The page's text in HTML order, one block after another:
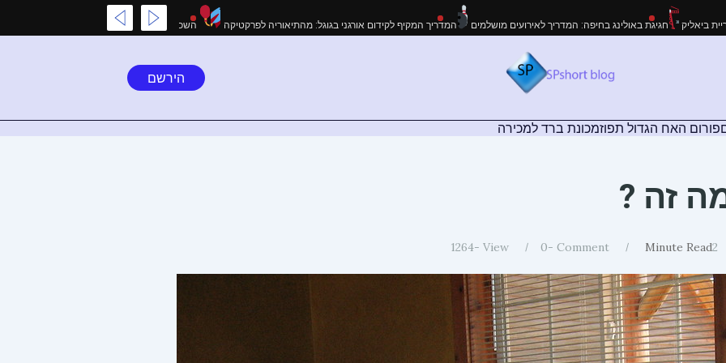
המלא לעבודות גובה בקריית ביאליק חגיגת באולינג בחיפה: המדריך לאירועים מושלמים המדריך המקיף לקידום אורגני בגוגל: מהתיאוריה לפרקטיקה
הירשם
פורום האח הגדול תפוזמכונת ברד למכירה
זה ?
2
Minute Read
0 Comment -
1264 View -